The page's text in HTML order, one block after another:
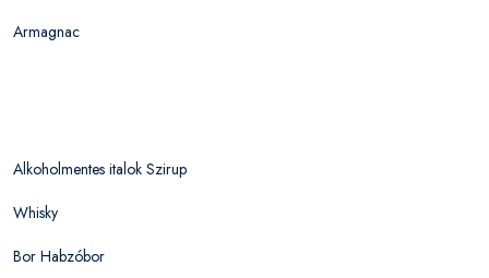
Armagnac
Alkoholmentes italok Szirup
Whisky
Bor Habzóbor